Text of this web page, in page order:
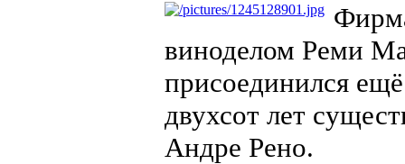
виноделом Реми
присоединился
двухсот лет
Андре Рено.